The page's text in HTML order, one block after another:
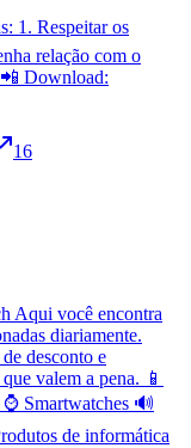
1. Respeitar os
relação com o
Download:
16
Aqui você encontra
diariamente.
desconto e
valem a pena. 📱
Smartwatches 🔊
de informática